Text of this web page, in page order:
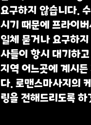
요구하지 않습니다.
시기 때문에 프라이
일체 묻거나 요구하
사들이 항시 대기하
지역 어느곳에 계시
다. 로맨스마사지의
링을 전해드리도록